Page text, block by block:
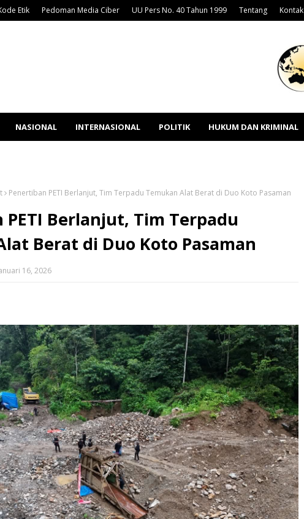
Etik Pedoman Media Ciber UU Pers No. 40 Tahun 1999 Tentang Kontak
NASIONAL INTERNASIONAL POLITIK HUKUM DAN KRIMINAL
Penertiban PETI Berlanjut, Tim Terpadu Temukan Alat Berat di Duo Koto Pasaman
PETI Berlanjut, Tim Terpadu
Berat di Duo Koto Pasaman
16, 2026